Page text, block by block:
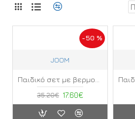
-50 %
JOOM
17.60€
35.20€